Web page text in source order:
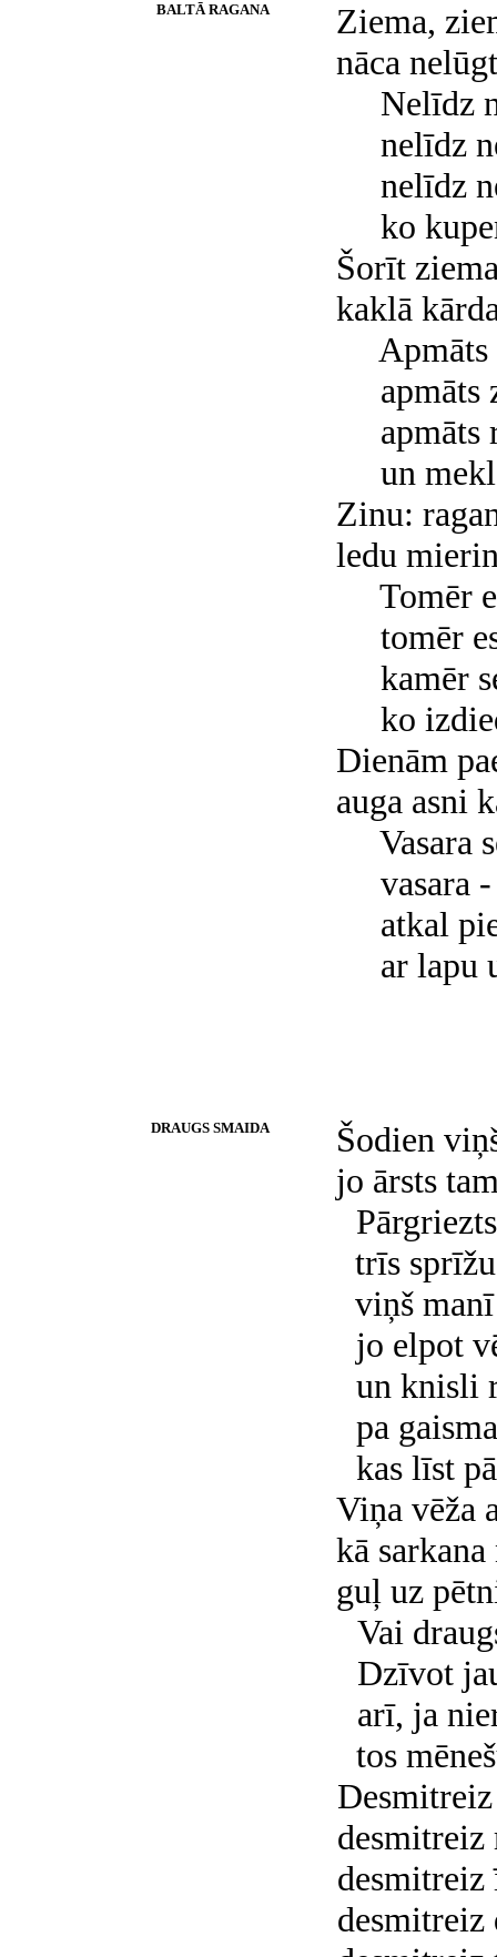
BALTĀ RAGANA
Ziema,
nāca
Nelīdz
nelīdz
nelīdz
ko
Šorīt
kaklā
Apmāts
apmāts
apmāts
un
Zinu:
ledu
Tomēr
tomēr
kamēr
ko
Dienām
auga asni
Vasara
vasara -
atkal
ar lapu
DRAUGS SMAIDA
Šodien
jo ārsts
trīs
viņš manī
jo elpot
un knisli
pa
kas līst
Viņa vēža
kā
guļ uz
Vai
Dzīvot
arī, ja
tos
desmitreiz
desmitreiz
desmitreiz